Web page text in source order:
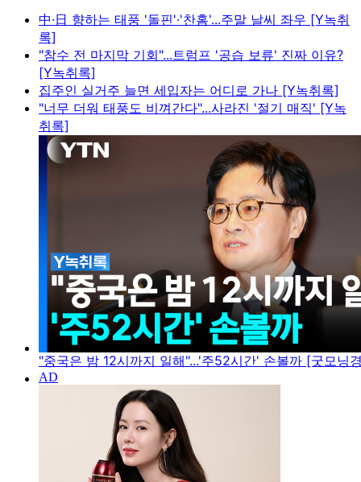
中·日 향하는 태풍 '돌핀'·'찬홈'...주말 날씨 좌우 [Y녹취
록]
"참수 전 마지막 기회"...트럼프 '공습 보류' 진짜 이유?
[Y녹취록]
집주인 실거주 늘면 세입자는 어디로 가나 [Y녹취록]
"너무 더워 태풍도 비껴간다"...사라진 '절기 매직' [Y녹
취록]
"중국은 밤 12시까지 일해"...'주52시간' 손볼까 [굿모닝